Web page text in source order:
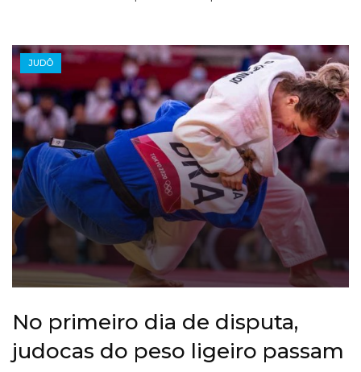
JUDÔ
No primeiro dia de disputa,
judocas do peso ligeiro passam